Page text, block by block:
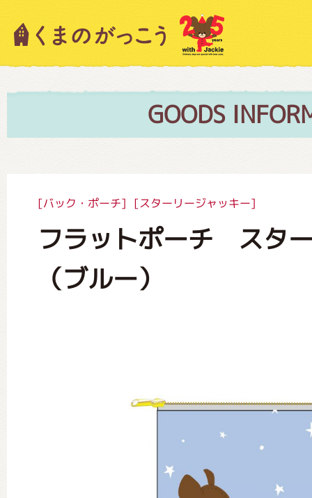
GOODS
[バック・ポーチ] [スターリージャッキー]
フラットポーチ スタ
（ブルー）
キャラクター紹介
絵本・作家紹介
ミュージカル・コンサート